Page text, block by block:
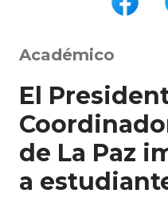
Académico
El
de La Paz
a